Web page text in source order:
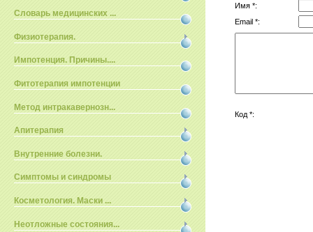
Словарь медицинских ...
Физиотерапия.
Импотенция. Причины....
Фитотерапия импотенции
Метод интракавернозн...
Апитерапия
Внутренние болезни.
Симптомы и синдромы
Косметология. Маски ...
Неотложные состояния...
Имя *:
Email *:
Код *: